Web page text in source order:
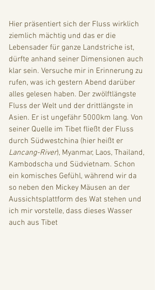
Hier präsentiert sich der Fluss wirklich
ziemlich mächtig und das er die
Lebensader für ganze Landstriche ist,
dürfte anhand seiner Dimensionen auch
klar sein. Versuche mir in Erinnerung zu
rufen, was ich gestern Abend darüber
alles gelesen haben. Der zwölftlängste
Fluss der Welt und der drittlängste in
Asien. Er ist ungefähr 5000km lang. Von
seiner Quelle im Tibet fließt der Fluss
durch Südwestchina (hier heißt er
Lancang-River), Myanmar, Laos, Thailand,
Kambodscha und Südvietnam. Schon
ein komisches Gefühl, während wir da
so neben den Mickey Mäusen an der
Aussichtsplattform des Wat stehen und
ich mir vorstelle, dass dieses Wasser
auch aus Tibet